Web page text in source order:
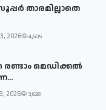
താരമില്ലാതെ
2026 4,605
മെഡിക്കൽ
2026 3,628